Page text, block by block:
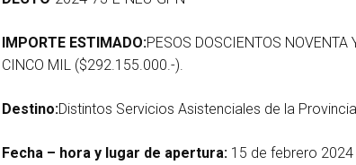
IMPORTE ESTIMADO:PESOS DOSCIENTOS NOVENTA
CINCO MIL ($292.155.000.-).
Destino:Distintos Servicios Asistenciales de la
Fecha – hora y lugar de apertura: 15 de febrero 2024